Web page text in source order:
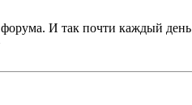
И так почти каждый день